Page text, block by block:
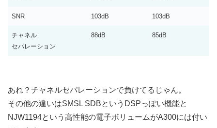
SNR 103dB 103dB
チャネル
セパレーション
88dB 85dB
あれ？チャネルセパレーションで負けてるじゃん。
その他の違いはSMSL SDBというDSPっぽい機能と
NJW1194という高性能の電子ボリュームがA300には付い